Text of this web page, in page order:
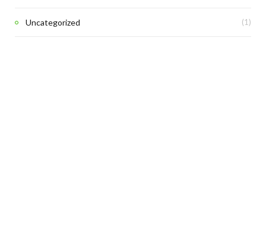
Uncategorized (1)